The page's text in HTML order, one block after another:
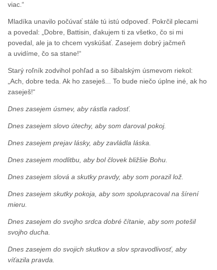
viac.“
Mladíka unavilo počúvať stále tú istú odpoveď. Pokrčil plecami
a povedal: „Dobre, Battisin, ďakujem ti za všetko, čo si mi
povedal, ale ja to chcem vyskúšať. Zasejem dobrý jačmeň
a uvidíme, čo sa stane!“
Starý roľník zodvihol pohľad a so šibalským úsmevom riekol:
„Ach, dobre teda. Ak ho zaseješ... To bude niečo úplne iné, ak ho
zaseješ!“
Dnes zasejem úsmev, aby rástla radosť.
Dnes zasejem slovo útechy, aby som daroval pokoj.
Dnes zasejem prejav lásky, aby zavládla láska.
Dnes zasejem modlitbu, aby bol človek bližšie Bohu.
Dnes zasejem slová a skutky pravdy, aby som porazil lož.
Dnes zasejem skutky pokoja, aby som spolupracoval na šírení
mieru.
Dnes zasejem do svojho srdca dobré čítanie, aby som potešil
svojho ducha.
Dnes zasejem do svojich skutkov a slov spravodlivosť, aby
víťazila pravda.